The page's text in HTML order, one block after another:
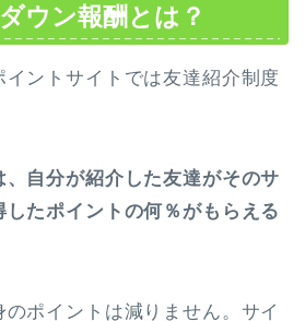
ウン報酬とは？
イントサイトでは友達紹介制度
自分が紹介した友達がそのサ
たポイントの何％がもらえる
ポイントは減りません。サイ